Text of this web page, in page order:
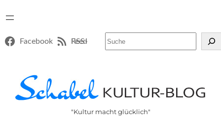
Facebook RSS-Feed
"Kultur macht glücklich"